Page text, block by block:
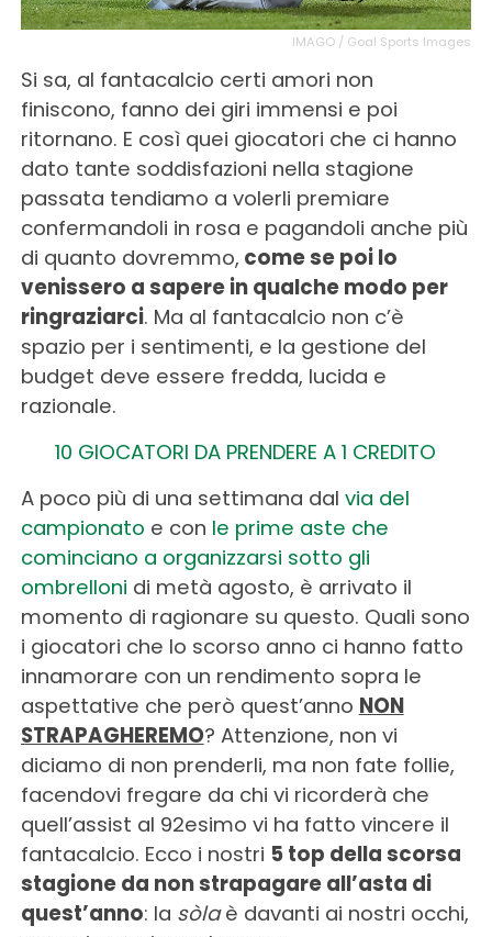
IMAGO / Goal Sports Images
Si sa, al fantacalcio certi amori non
finiscono, fanno dei giri immensi e poi
ritornano. E così quei giocatori che ci hanno
dato tante soddisfazioni nella stagione
passata tendiamo a volerli premiare
confermandoli in rosa e pagandoli anche più
di quanto dovremmo, come se poi lo
venissero a sapere in qualche modo per
ringraziarci. Ma al fantacalcio non c’è
spazio per i sentimenti, e la gestione del
budget deve essere fredda, lucida e
razionale.
10 GIOCATORI DA PRENDERE A 1 CREDITO
A poco più di una settimana dal via del
campionato e con le prime aste che
cominciano a organizzarsi sotto gli
ombrelloni di metà agosto, è arrivato il
momento di ragionare su questo. Quali sono
i giocatori che lo scorso anno ci hanno fatto
innamorare con un rendimento sopra le
aspettative che però quest’anno NON
STRAPAGHEREMO? Attenzione, non vi
diciamo di non prenderli, ma non fate follie,
facendovi fregare da chi vi ricorderà che
quell’assist al 92esimo vi ha fatto vincere il
fantacalcio. Ecco i nostri 5 top della scorsa
stagione da non strapagare all’asta di
quest’anno: la sòlaè davanti ai nostri occhi,